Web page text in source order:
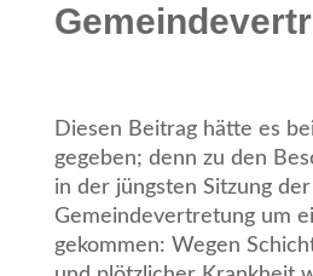
Diesen Beitrag hätte es
gegeben; denn zu den
in der jüngsten Sitzung der
Gemeindevertretung um
gekommen: Wegen